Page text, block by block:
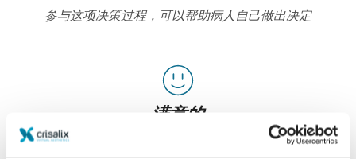
参与这项决策过程，可以帮助病人自己做出决定
满意的
100%的女性说，在整形手术之前，通过观看Crisalix